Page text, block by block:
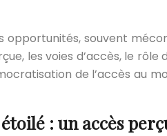
opportunités, souvent
les voies d’accès, le
de l’accès au
: un accès